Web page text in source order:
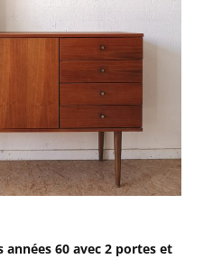
60 avec 2 portes et